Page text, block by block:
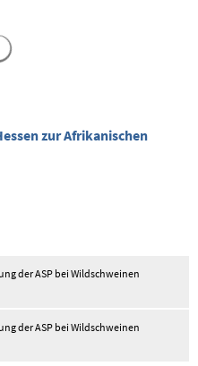
zur Afrikanischen
der ASP bei Wildschweinen
der ASP bei Wildschweinen